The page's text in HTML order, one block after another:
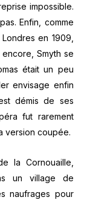
impossible.
Enfin, comme
en 1909,
Smyth se
était un peu
envisage enfin
démis de ses
fut rarement
version coupée.
la Cornouaille,
un village de
naufrages pour